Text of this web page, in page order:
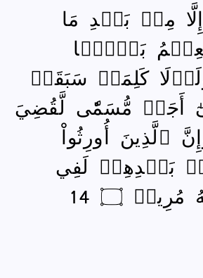
إِلَّا مِنۢ بَعۡدِ مَا
بَغۡيَۢا
كَلِمَةٞ سَبَقَتۡ
أَجَلٖ مُّسَمّٗى لَّقُضِيَ
أُورِثُواْ
بَعۡدِهِمۡ لَفِي
14